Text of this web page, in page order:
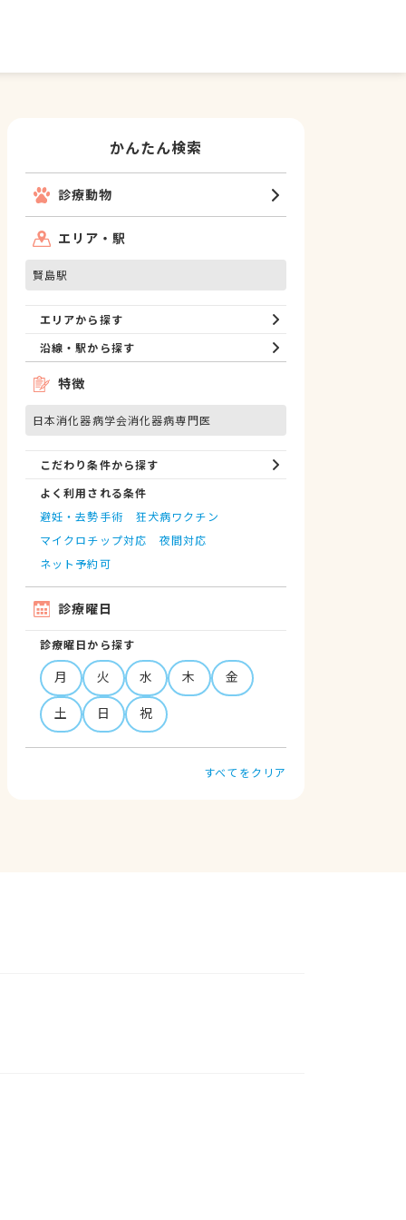
かんたん検索
診療動物
エリア・駅
賢島駅
エリアから探す
沿線・駅から探す
特徴
日本消化器病学会消化器病専門医
こだわり条件から探す
よく利用される条件
避妊・去勢手術
狂犬病ワクチン
マイクロチップ対応
夜間対応
ネット予約可
診療曜日
診療曜日から探す
月 火 水 木
金
土
日 祝
すべてをクリア